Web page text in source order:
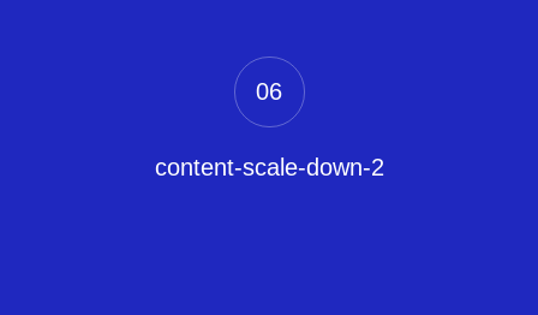
content-scale-down-2
06